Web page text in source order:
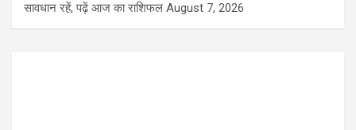
सावधान रहें, पढ़ें आज का राशिफल August 7, 2026